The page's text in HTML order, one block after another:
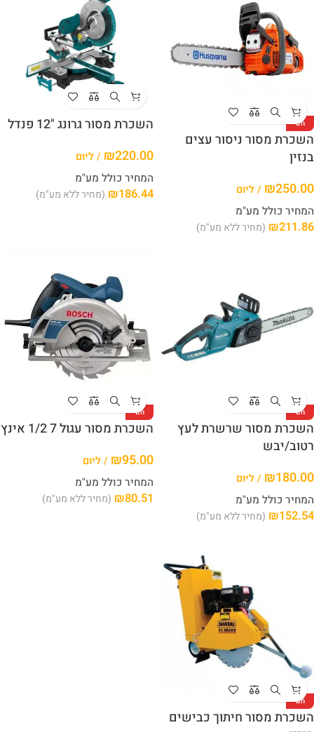
חם
השכרת מסור ניסור עצים
בנזין
₪250.00 / ליום
המחיר כולל מע"מ
₪211.86 (מחיר ללא מע"מ)
השכרת מסור גרונג "12 פנדל
₪220.00 / ליום
המחיר כולל מע"מ
₪186.44 (מחיר ללא מע"מ)
חם
השכרת מסור שרשרת לעץ
רטוב/יבש
₪180.00 / ליום
המחיר כולל מע"מ
₪152.54 (מחיר ללא מע"מ)
חם
השכרת מסור עגול 7 1/2 אינץ
₪95.00 / ליום
המחיר כולל מע"מ
₪80.51 (מחיר ללא מע"מ)
חם
השכרת מסור חיתוך כבישים